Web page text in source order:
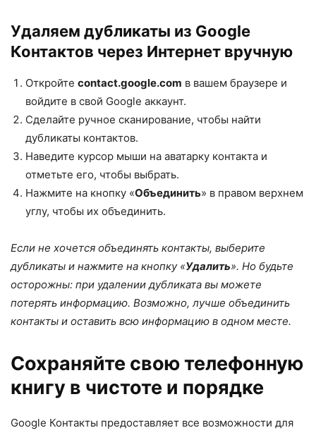
Удаляем дубликаты из Google
Контактов через Интернет вручную
Откройте contact.google.com в вашем браузере и
войдите в свой Google аккаунт.
Сделайте ручное сканирование, чтобы найти
дубликаты контактов.
Наведите курсор мыши на аватарку контакта и
отметьте его, чтобы выбрать.
Нажмите на кнопку «Объединить» в правом верхнем
углу, чтобы их объединить.
Если не хочется объединять контакты, выберите
дубликаты и нажмите на кнопку «Удалить». Но будьте
осторожны: при удалении дубликата вы можете
потерять информацию. Возможно, лучше объединить
контакты и оставить всю информацию в одном месте.
Сохраняйте свою телефонную
книгу в чистоте и порядке
Google Контакты предоставляет все возможности для